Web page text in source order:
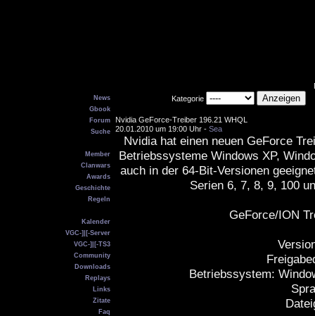
News
Gbook
Forum
Suche
Member
Clanwars
Awards
Geschichte
Regeln
Kalender
VGC-]|[-Server
VGC-]|[-TS3
Community
Downloads
Replays
Links
Zitate
Faq
Kategorie
Nvidia GeForce-Treiber 196.21 WHQL
20.01.2010 um 19:00 Uhr - Sea
Nvidia hat einen neuen GeForce
Betriebssysteme Windows XP,
auch in der 64-Bit-Versionen
Serien 6, 7, 8, 9, 100
GeForce/ION
Betriebssystem: